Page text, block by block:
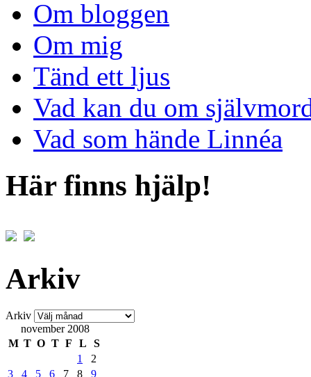
Om bloggen
Om mig
Tänd ett ljus
Vad kan du om
Vad som hände Linnéa
Här finns hjälp!
Arkiv
Arkiv
november 2008
M T O T F L
S
1
2
3
4 5 6 7 8
9